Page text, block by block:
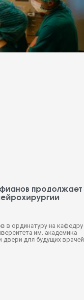
продолжает
в ординатуру на кафедру
им. академика
двери для будущих врачей